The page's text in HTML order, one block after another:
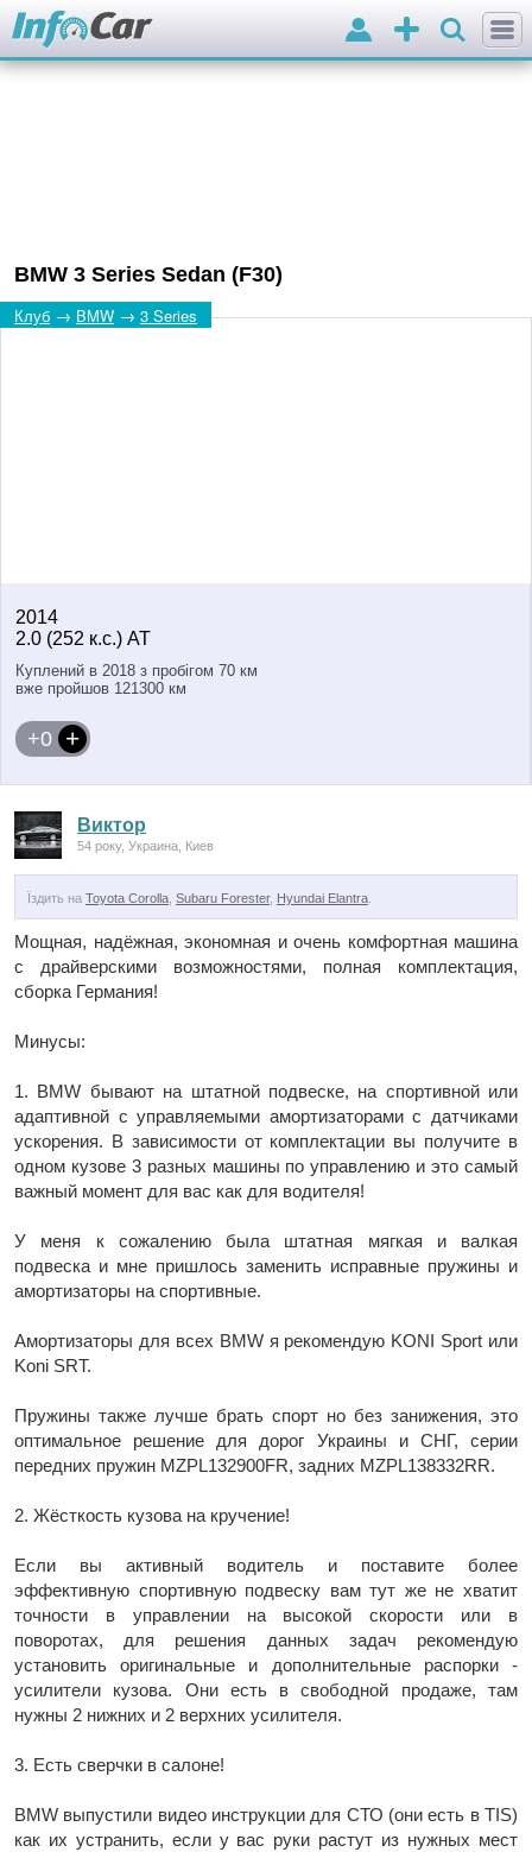
Додати
оголошення
Вхід
BMW 3 Series Sedan (F30)
Клуб → BMW → 3 Series
2014
2.0 (252 к.с.) AT
Куплений в 2018 з пробігом 70 км
вже пройшов 121300 км
+0
Виктор
54 року, Украина, Киев
Їздить на Toyota Corolla Subaru Forester, Hyundai Elantra
Мощная, надёжная, экономная и очень комфортная машина
с драйверскими возможностями, полная комплектация,
сборка Германия!
Минусы:
1. BMW бывают на штатной подвеске, на спортивной или
адаптивной с управляемыми амортизаторами с датчиками
ускорения. В зависимости от комплектации вы получите в
одном кузове 3 разных машины по управлению и это самый
важный момент для вас как для водителя!
У меня к сожалению была штатная мягкая и валкая
подвеска и мне пришлось заменить исправные пружины и
амортизаторы на спортивные.
Амортизаторы для всех BMW я рекомендую KONI Sport или
Koni SRT.
Пружины также лучше брать спорт но без занижения, это
оптимальное решение для дорог Украины и СНГ, серии
передних пружин MZPL132900FR, задних MZPL138332RR.
2. Жёсткость кузова на кручение!
Если вы активный водитель и поставите более
эффективную спортивную подвеску вам тут же не хватит
точности в управлении на высокой скорости или в
поворотах, для решения данных задач рекомендую
установить оригинальные и дополнительные распорки -
усилители кузова. Они есть в свободной продаже, там
нужны 2 нижних и 2 верхних усилителя.
3. Есть сверчки в салоне!
BMW выпустили видео инструкции для СТО (они есть в TIS)
как их устранить, если у вас руки растут из нужных мест